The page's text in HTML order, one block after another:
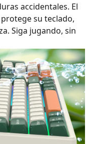
accidentales. El
su teclado,
Siga jugando, sin